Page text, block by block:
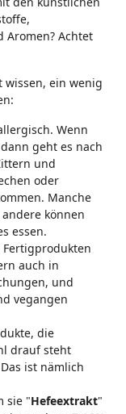
Aromen? Achtet
wissen, ein wenig
Wenn
geht es nach
und
oder
Manche
können
essen.
auch in
und
vegangen
die
drauf steht
ist nämlich
sie "Hefeextrakt"